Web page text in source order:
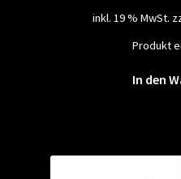
inkl. 19 % MwSt.
Produkt
In den